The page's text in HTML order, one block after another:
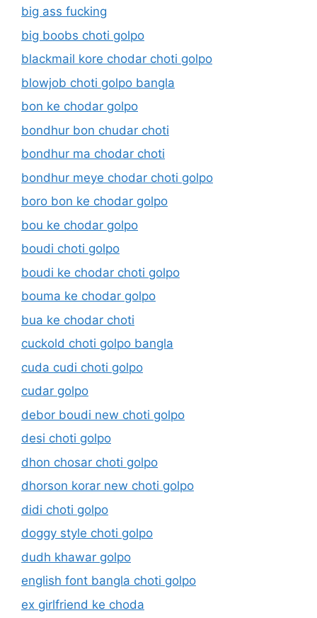
big ass fucking
big boobs choti golpo
blackmail kore chodar choti golpo
blowjob choti golpo bangla
bon ke chodar golpo
bondhur bon chudar choti
bondhur ma chodar choti
bondhur meye chodar choti golpo
boro bon ke chodar golpo
bou ke chodar golpo
boudi choti golpo
boudi ke chodar choti golpo
bouma ke chodar golpo
bua ke chodar choti
cuckold choti golpo bangla
cuda cudi choti golpo
cudar golpo
debor boudi new choti golpo
desi choti golpo
dhon chosar choti golpo
dhorson korar new choti golpo
didi choti golpo
doggy style choti golpo
dudh khawar golpo
english font bangla choti golpo
ex girlfriend ke choda